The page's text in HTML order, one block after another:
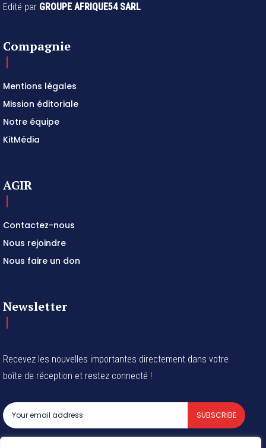
Edité par GROUPE AFRIQUE54 SARL
Compagnie
Mentions légales
Mission éditoriale
Notre équipe
KitMédia
AGIR
Contactez-nous
Nous rejoindre
Nous faire un don
Newsletter
Recevez les nouvelles importantes directement dans votre
boîte de réception et restez connecté !
SUBSCRIBE